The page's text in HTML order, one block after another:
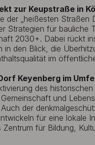
zur Keupstraße in
der „heißesten Straßen
Strategien für bauliche
2030+. Dabei rückt
in den Blick, die
im
Keyenberg im
des
und
der
für eine lokale
für Bildung,